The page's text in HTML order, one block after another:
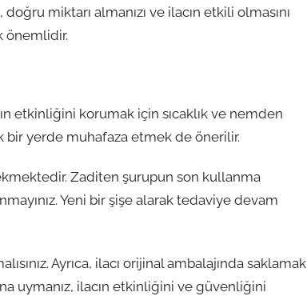
miktarı almanızı ve ilacın etkili olmasını
önemlidir.
etkinliğini korumak için sıcaklık ve nemden
bir yerde muhafaza etmek de önerilir.
Zaditen şurupun son kullanma
Yeni bir şişe alarak tedaviye devam
Ayrıca, ilacı orijinal ambalajında saklamak
uymanız, ilacın etkinliğini ve güvenliğini